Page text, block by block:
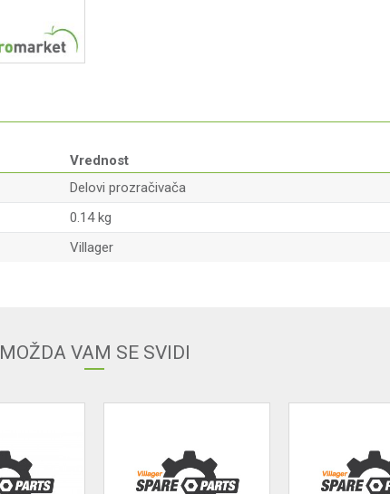
Vrednost
Delovi prozračivača
0.14 kg
Villager
MOŽDA VAM SE SVIDI